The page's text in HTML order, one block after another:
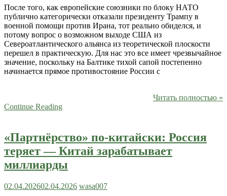
После того, как европейские союзники по блоку НАТО
публично категорически отказали президенту Трампу в
военной помощи против Ирана, тот реально обиделся, и
потому вопрос о возможном выходе США из
Североатлантического альянса из теоретической плоскости
перешел в практическую. Для нас это все имеет чрезвычайное
значение, поскольку на Балтике тихой сапой постепенно
начинается прямое противостояние России с
Читать полностью »
Continue Reading
«Партнёрство» по-китайски: Россия
теряет — Китай зарабатывает
миллиарды
02.04.202602.04.2026 wasa007